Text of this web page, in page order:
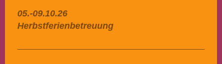
05.-09.10.26
Herbstferienbetreuung